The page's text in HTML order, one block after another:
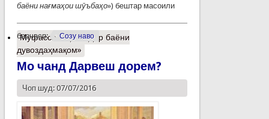
баёни нағмаҳои шӯъбаҳо») бештар масоили
барчасп: Созу наво
Муфассалтаро «Дар баёни
дувоздаҳмақом»
Мо чанд Дарвеш дорем?
Чоп шуд: 07/07/2016